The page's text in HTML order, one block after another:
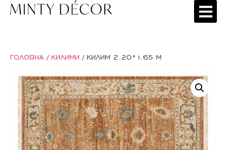
ГОЛОВНА / КИЛИМИ / КИЛИМ 2,20*1,65 М